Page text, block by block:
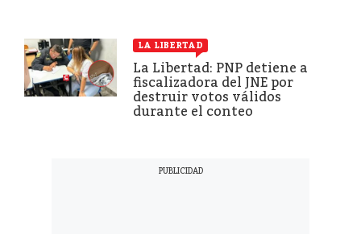
LA LIBERTAD
La Libertad: PNP detiene a
fiscalizadora del JNE por
destruir votos válidos
durante el conteo